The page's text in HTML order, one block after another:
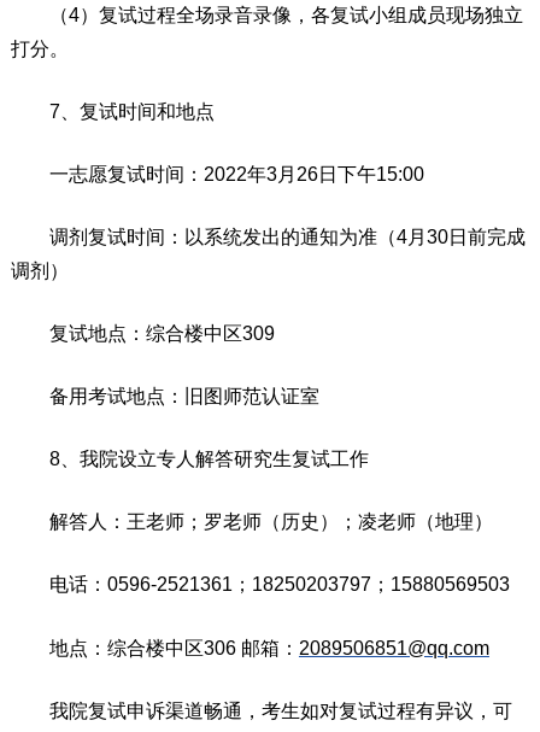
（4）复试过程全场录音录像，各复试小组成员现场独立
打分。
7、复试时间和地点
一志愿复试时间：2022年3月26日下午15:00
调剂复试时间：以系统发出的通知为准（4月30日前完成
调剂）
复试地点：综合楼中区309
备用考试地点：旧图师范认证室
8、我院设立专人解答研究生复试工作
解答人：王老师；罗老师（历史）；凌老师（地理）
电话：0596-2521361；18250203797；15880569503
地点：综合楼中区306 邮箱： 2089506851@qq.com
我院复试申诉渠道畅通，考生如对复试过程有异议，可